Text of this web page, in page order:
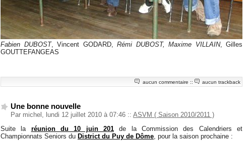
Fabien DUBOST, Vincent GODARD, Rémi DUBOST, Maxime VILLAIN, Gilles
GOUTTEFANGEAS
aucun commentaire :: aucun trackback
Une bonne nouvelle
Par michel, lundi 12 juillet 2010 à 07:46 :: ASVM ( Saison 2010/2011 )
Suite la réunion du 10 juin 201 de la Commission des Calendriers et
Championnats Seniors du District du Puy de Dôme, pour la saison prochaine :